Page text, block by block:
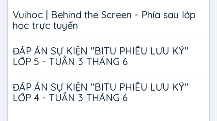
Vuihoc | Behind the Screen - Phía sau lớp
học trực tuyến
ĐÁP ÁN SỰ KIỆN "BITU PHIÊU LƯU KÝ"
LỚP 5 - TUẦN 3 THÁNG 6
ĐÁP ÁN SỰ KIỆN "BITU PHIÊU LƯU KÝ"
LỚP 4 - TUẦN 3 THÁNG 6